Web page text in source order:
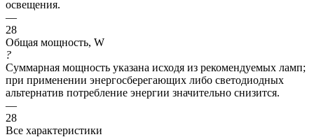
освещения.
—
28
Общая мощность, W
?
Суммарная мощность указана исходя из рекомендуемых ламп;
при применении энергосберегающих либо светодиодных
альтернатив потребление энергии значительно снизится.
—
28
Все характеристики